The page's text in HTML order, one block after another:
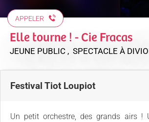
APPELER
Elle tourne ! - Cie Fracas
JEUNE PUBLIC , SPECTACLE À
Festival Tiot Loupiot
Un petit orchestre, des grands airs !